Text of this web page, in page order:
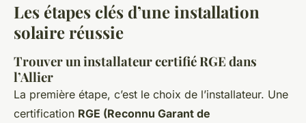
Les étapes clés d’une installation
solaire réussie
Trouver un installateur certifié RGE dans
l’Allier
La première étape, c’est le choix de l’installateur. Une
certification RGE (Reconnu Garant de